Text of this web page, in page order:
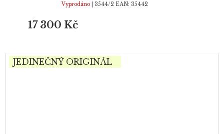
Vyprodáno | 3544/2EAN: 35442
17 300 Kč
JEDINEČNÝ ORIGINÁL